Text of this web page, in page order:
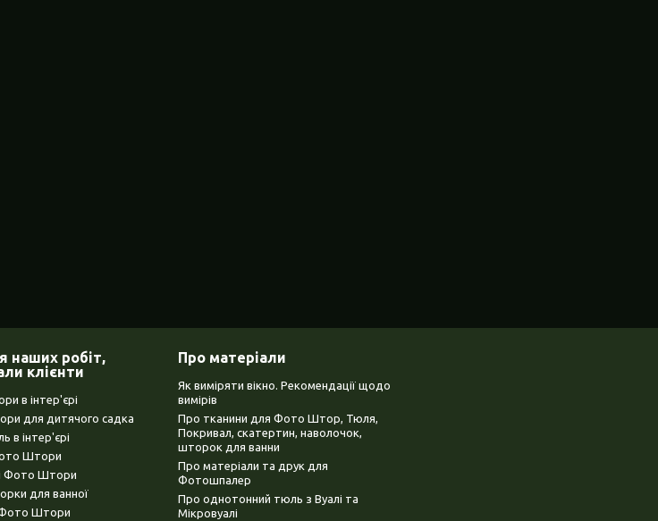
наших робіт,
клієнти
в інтер'єрі
для дитячого садка
в інтер'єрі
Штори
Фото Штори
для ванної
Фото Штори
Про матеріали
Як виміряти вікно. Рекомендації щодо
вимірів
Про тканини для Фото Штор, Тюля,
Покривал, скатертин, наволочок,
шторок для ванни
Про матеріали та друк для
Фотошпалер
Про однотонний тюль з Вуалі та
Мікровуалі